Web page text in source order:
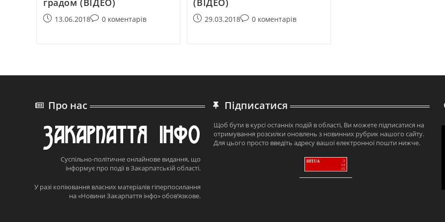
13.06.2018 0 коментарів 29.03.2018 0 коментарів
Про нас
Суспільно-політичне онлайнове видання, що
інформує про події в Закарпатській області.
У разі копіювання власних матеріалів гіперпосилання
на «Новини Закарпаття інфо» обов’язкове.
Підписатися
Щоб бути в курсі останніх подій в області, Ви можете підписатися на
отримування розсилки оновлень з новинних рубрик нашого сайту.
Для цього просто введіть адресу вашої електронної пошти нижче.
HIT.UA
2
14
15